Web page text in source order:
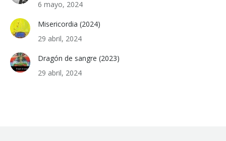
6 mayo, 2024
Misericordia (2024)
29 abril, 2024
Dragón de sangre (2023)
29 abril, 2024